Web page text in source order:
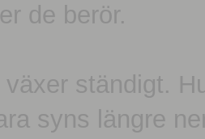
de berör.
växer ständigt.
syns längre